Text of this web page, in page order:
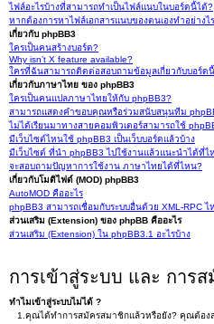
ไฟล์อะไรบ้างที่สามารถทำเป็นไฟล์แนบในบอร์ดนี้ได้?
หากต้องการหาไฟล์เอกสารแนบของตนเองทำอย่างไ
เกี่ยวกับ phpBB3
ใครเป็นคนสร้างบอร์ด?
Why isn’t X feature available?
ใครที่ฉันสามารถติดต่อสอบถามข้อมูลเกี่ยวกับบอร์ด
เกี่ยวกับภาษาไทย ของ phpBB3
ใครเป็นคนแปลภาษาไทยให้กับ phpBB3?
สามารถแสดงคำขอบคุณหรือร่วมสนับสนุนทีม
ไม่ได้เรียนมาทางสายคอมพิวเตอร์สามารถใช้
มีเว็บไซต์ไหนใช้ phpBB3 เป็นเว็บบอร์ดแล้วบ้าง
มีเว็บไซต์ ที่นำ phpBB3 ไปใช้งานแล้วแนะนำได้ที่ไ
จะสอบถามปัญหาการใช้งาน ภาษาไทยได้ที่ไหน?
เกี่ยวกับโมดิไฟด์ (MOD) phpBB3
AutoMOD คืออะไร
phpBB3 สามารถเชื่อมกับระบบอื่นด้วย XML-RPC ไ
ส่วนเสริม (Extension) ของ phpBB คืออะไร
ส่วนเสริม (Extension) ใน phpBB3.1 อะไรบ้าง
การเข้าสู่ระบบ และ การ
ทำไมเข้าสู่ระบบไม่ได้ ?
1.คุณได้ทำการสมัครสมาชิกแล้วหรือยัง? คุณต้องส